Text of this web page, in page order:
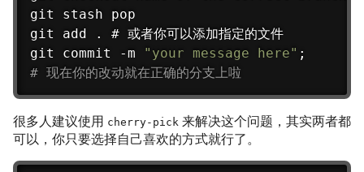
git stash pop
git add . # 或者你可以添加指定的文件
git commit -m
"your message here"
# 现在你的改动就在正确的分支上啦
很多人建议使用 cherry-pick 来解决这个问题，其实两者都
可以，你只要选择自己喜欢的方式就行了。